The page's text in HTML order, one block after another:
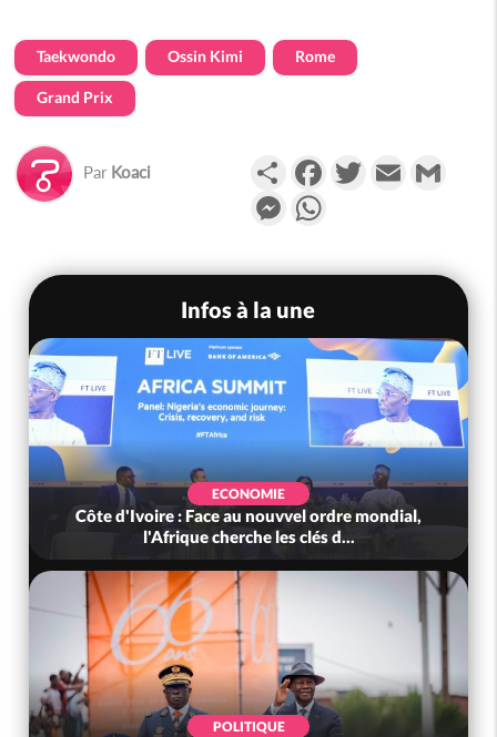
Taekwondo Ossin Kimi Rome
Grand Prix
Par Koaci PartagerFacebookTwitterEmail
Messenger
Infos à la une
ECONOMIE
Côte d'Ivoire : Face au nouvvel ordre mondial,
l'Afrique cherche les clés d...
POLITIQUE